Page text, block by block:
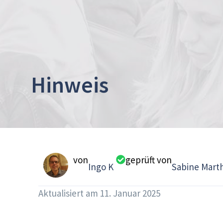
Hinweis
von
Ingo K
geprüft von
Sabine
Aktualisiert am 11. Januar 2025